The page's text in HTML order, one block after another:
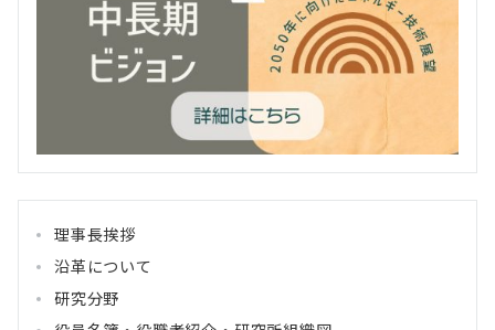
理事長挨拶
沿革について
研究分野